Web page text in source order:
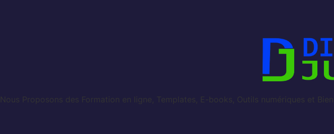
Nous Proposons des Formation en ligne, Templates, E-books, Outils numériques et